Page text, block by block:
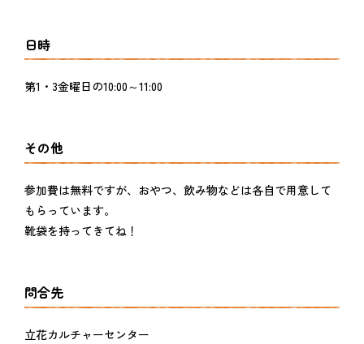
日時
第1・3金曜日の10:00～11:00
その他
参加費は無料ですが、おやつ、飲み物などは各自で用意して
もらっています。
靴袋を持ってきてね！
問合先
立花カルチャーセンター